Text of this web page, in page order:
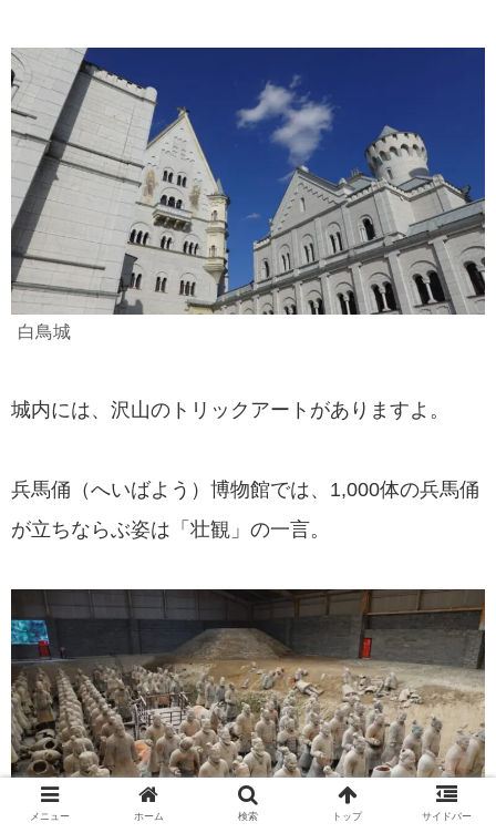
白鳥城
城内には、沢山のトリックアートがありますよ。
兵馬俑（へいばよう）博物館では、1,000体の兵馬俑
が立ちならぶ姿は「壮観」の一言。
メニュー ホーム 検索 トップ サイドバー